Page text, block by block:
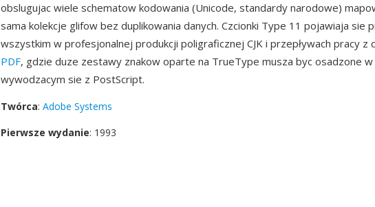
obslugujac wiele schematow kodowania (Unicode, standardy narodowe)
sama kolekcje glifow bez duplikowania danych. Czcionki Type 11 pojawiaja sie
wszystkim w profesjonalnej produkcji poligraficznej CJK i przepływach pracy z
PDF, gdzie duze zestawy znakow oparte na TrueType musza byc osadzone
wywodzacym sie z PostScript.
Twórca: Adobe Systems
Pierwsze wydanie: 1993